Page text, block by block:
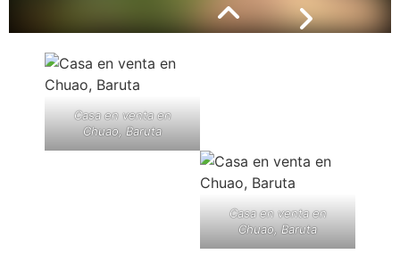
Casa en venta en
Chuao, Baruta
Casa en venta en
Chuao, Baruta